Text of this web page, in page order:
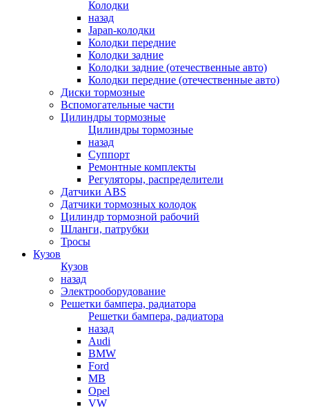
Колодки
назад
Japan-колодки
Колодки передние
Колодки задние
Колодки задние (отечественные авто)
Колодки передние (отечественные авто)
Диски тормозные
Вспомогательные части
Цилиндры тормозные
Цилиндры тормозные
назад
Суппорт
Ремонтные комплекты
Регуляторы, распределители
Датчики ABS
Датчики тормозных колодок
Цилиндр тормозной рабочий
Шланги, патрубки
Тросы
Кузов
Кузов
назад
Электрооборудование
Решетки бампера, радиатора
Решетки бампера, радиатора
назад
Audi
BMW
Ford
MB
Opel
VW